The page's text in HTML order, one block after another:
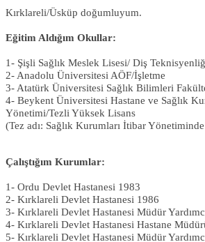
Kırklareli/Üsküp doğumluyum.
Eğitim Aldığım Okullar:
1- Şişli Sağlık Meslek Lisesi/ Diş
2- Anadolu Üniversitesi AÖF/İşletme
3- Atatürk Üniversitesi Sağlık Bilimleri
4- Beykent Üniversitesi Hastane ve Sağlık
Yönetimi/Tezli Yüksek Lisans
(Tez adı: Sağlık Kurumları İtibar
Çalıştığım Kurumlar:
1- Ordu Devlet Hastanesi 1983
2- Kırklareli Devlet Hastanesi 1986
3- Kırklareli Devlet Hastanesi Müdür
4- Kırklareli Devlet Hastanesi Hastane
5- Kırklareli Devlet Hastanesi Müdür